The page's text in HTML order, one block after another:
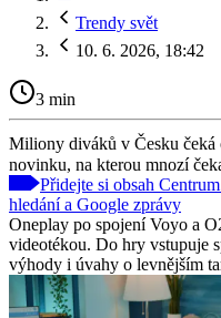
Trendy svět
10. 6. 2026, 18:42
3 min
Miliony diváků v Česku čeká
novinku, na kterou mnozí
Přidejte si obsah
hledání a Google zprávy
Oneplay po spojení Voyo a
videotékou. Do hry vstupuje
výhody i úvahy o levnějším